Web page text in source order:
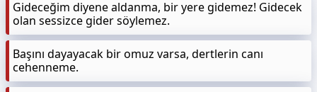
Gideceğim diyene aldanma, bir yere gidemez! Gidecek
olan sessizce gider söylemez.
Başını dayayacak bir omuz varsa, dertlerin canı
cehenneme.